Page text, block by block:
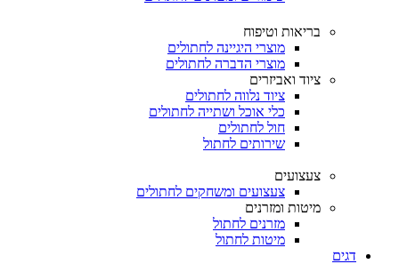
בריאות וטיפוח
מוצרי היגיינה לחתולים
מוצרי הדברה לחתולים
ציוד ואביזרים
ציוד נלווה לחתולים
כלי אוכל ושתייה לחתולים
חול לחתולים
שירותים לחתול
צעצועים
צעצועים ומשחקים לחתולים
מיטות ומזרנים
מזרנים לחתול
מיטות לחתול
דגים